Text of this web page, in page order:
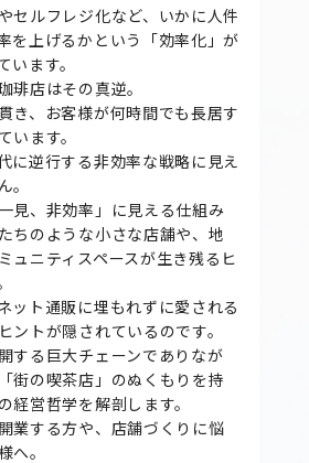
セルフレジ化など、いかに人件
を上げるかという「効率化」が
います。
琲店はその真逆。
き、お客様が何時間でも長居す
います。
に逆行する非効率な戦略に見え
。
見、非効率」に見える仕組み
ちのような小さな店舗や、地
ュニティスペースが生き残るヒ
ット通販に埋もれずに愛される
ントが隠されているのです。
する巨大チェーンでありなが
街の喫茶店」のぬくもりを持
経営哲学を解剖します。
業する方や、店舗づくりに悩
へ。